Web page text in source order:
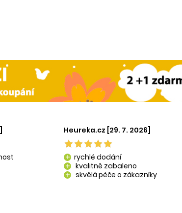
Heureka.cz [29. 7. 2026]
add rychlé dodání
add kvalitně zabaleno
add skvělá péče o zákazníky